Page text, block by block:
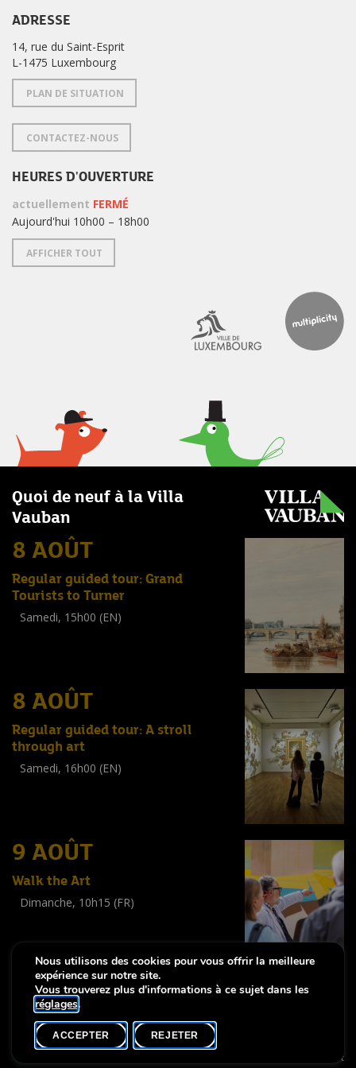
ADRESSE
14, rue du Saint-Esprit
L-1475 Luxembourg
PLAN DE SITUATION
CONTACTEZ-NOUS
HEURES D'OUVERTURE
actuellement FERMÉ
Aujourd'hui 10h00 – 18h00
AFFICHER TOUT
Quoi de neuf à la Villa
Vauban
8 AOÛT
Regular guided tour: Grand
Tourists to Turner
Samedi, 15h00 (EN)
8 AOÛT
Regular guided tour: A stroll
through art
Samedi, 16h00 (EN)
9 AOÛT
Walk the Art
Dimanche, 10h15 (FR)
Notice légale-
Copyright © 2026, Lëtzebuerg City Museum. Tous droits réservés
made by Apart
Nous utilisons des cookies pour vous offrir la meilleure
expérience sur notre site.
Vous trouverez plus d'informations à ce sujet dans les
réglages.
ACCEPTER REJETER